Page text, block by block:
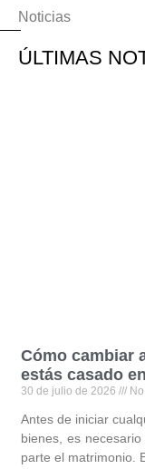
Noticias
ÚLTIMAS
Cómo cambiar
estás casado
30 de julio de 2026 No
Antes de iniciar
bienes, es
parte el matrimonio.